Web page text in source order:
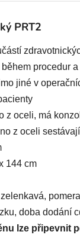
PRT2
procedur
jiné v
z oceli, má
z oceli
144 cm
doba dodání
lze připevnit